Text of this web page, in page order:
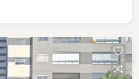
bem
conforto e